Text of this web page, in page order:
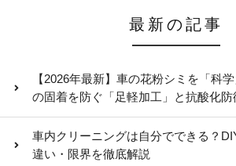
最新の記事
【2026年最新】車の花粉シミを「科
の固着を防ぐ「足軽加工」と抗酸化防
車内クリーニングは自分でできる？
違い・限界を徹底解説